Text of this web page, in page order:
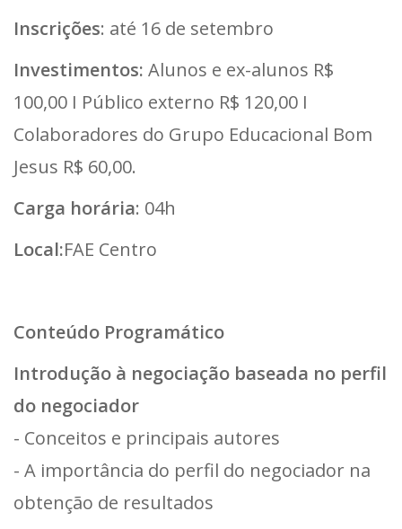
Inscrições: até 16 de setembro
Investimentos: Alunos e ex-alunos R$
100,00 I Público externo R$ 120,00 I
Colaboradores do Grupo Educacional Bom
Jesus R$ 60,00.
Carga horária: 04h
Local:FAE Centro
Conteúdo Programático
Introdução à negociação baseada no perfil
do negociador
- Conceitos e principais autores
- A importância do perfil do negociador na
obtenção de resultados